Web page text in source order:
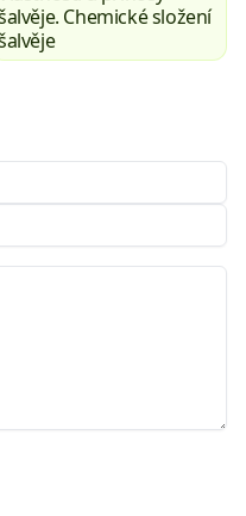
Chemické složení